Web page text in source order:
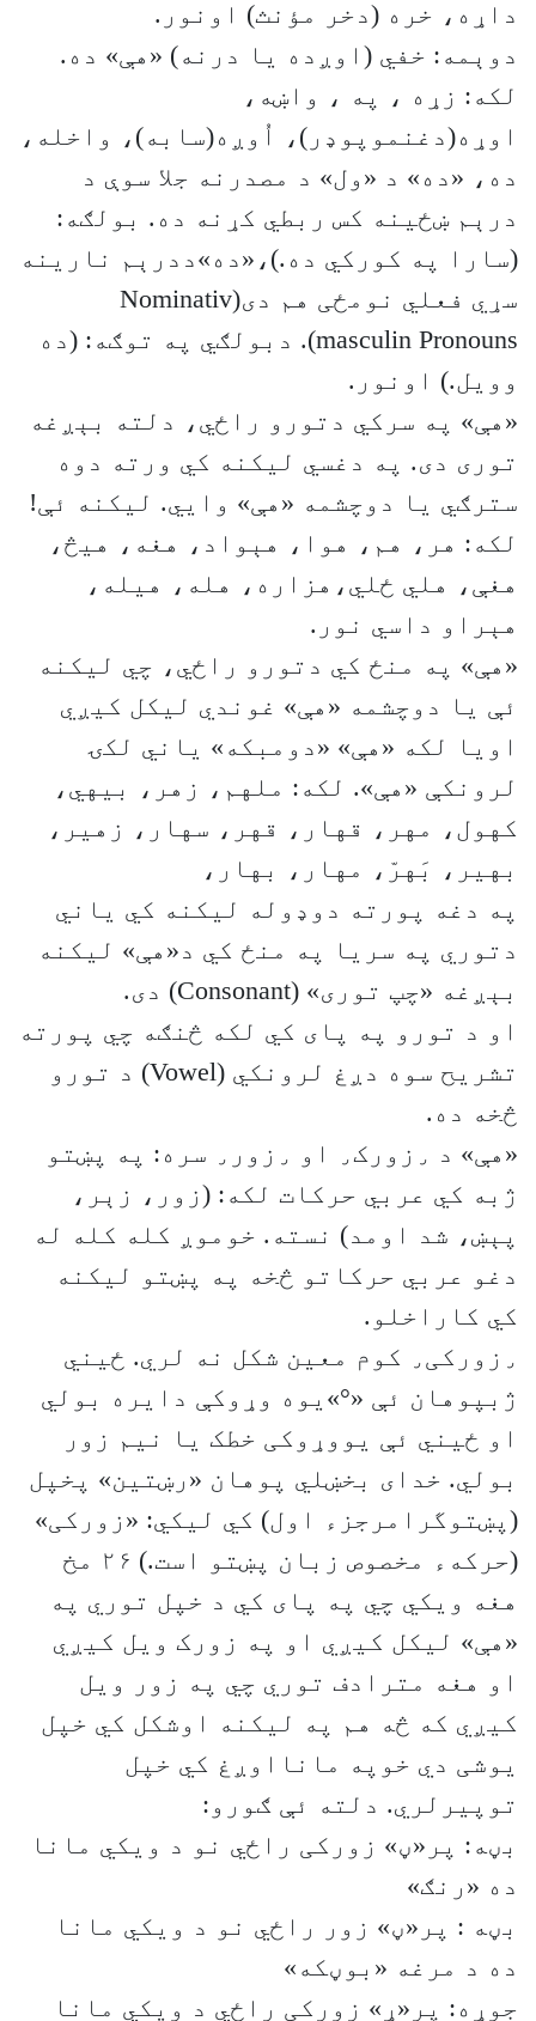
داړه، خره (دخر مؤنث) اونور.
دوېمه: خفي (اوږده یا درنه) «هې» ده.
لکه: زړه ، په ، واښه،
اوړه(دغنموپوډر)، اُوږه(سابه)، واخله،
ده، «ده» د «ول» د مصدرنه جلا سوې د
درېم ښځینه کس ربطي کړنه ده. بولګه:
(سارا په کورکي ده.)،«ده»ددرېم نارینه
سړي فعلي نومځی هم دی(Nominativ
masculin Pronouns). دبولګي په توګه: (ده
وویل.) اونور.
«هې» په سرکي دتورو راځي، دلته بېږغه
توری دی. په دغسي لیکنه کي ورته دوه
سترګي يا دوچشمه «هې» وایي. لیکنه ئې!
لکه: هر، هم، هوا، هېواد، هغه، هیڅ،
هغې، هلي ځلي،هزاره، هله، هیله،
هېراو داسي نور.
«هې» په منځ کي دتورو راځي، چي لیکنه
ئې یا دوچشمه «هې» غوندي لیکل کيږي
اویا لکه «هې» «دومبکه» یاني لکۍ
لرونکې «هې». لکه: ملهم، زهر، بیهي،
کهول، مهر، قهار، قهر، سهار، زهیر،
بهیر، بَهرّ، مهار، بهار،
په دغه پورته دوډوله لیکنه کي یاني
دتوري په سریا په منځ کي د«هې» لیکنه
بېږغه «چپ توری» (Consonant) دی.
او د تورو په پای کي لکه څنګه چي پورته
تشریح سوه دږغ لرونکي (Vowel) د تورو
څخه ده.
«هې» د ‏٫زورک٫ او ٫زور٫ سره: په پښتو
ژبه کي عربي حرکات لکه: (زور، زېر،
پېښ، شد اومد) نسته. خوموږ کله کله له
دغو عربي حرکاتو څخه په پښتو لیکنه
کي کاراخلو.
٫زورکی٫ کوم معین شکل نه لري. ځیني
ژبپوهان ئې «°»یوه وړوکې دایره بولي
او ځیني ئې یووړوکی خطک یا نیم زور
بولي. خدای بخښلي پوهان «رښتین» پخپل
(پښتوگرامرجزء اول) کي لیکي: «زورکی»
(حرکهء مخصوص زبان پښتو است.) ۲۶ مخ
هغه ويکي چي په پای کي د خپل توري په
«هې» لیکل کيږي او په زورک ویل کیږي
او هغه مترادف توري چي په زور ویل
کیږي که څه هم په لیکنه اوشکل کي خپل
یوشی دي خوپه مانااوږغ کي خپل
توپیرلري. دلته ئې ګورو:
بڼه: پر«ڼ» زورکی راځي نو د ویکي مانا
ده «رنګ»
بڼه : پر«ڼ» زور راځي نو د ویکي مانا
ده د مرغه «بوڼکه»
جوړه: پر«ړ» زورکی راځي د ویکي مانا